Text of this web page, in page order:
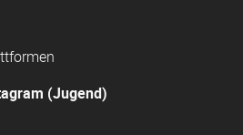
(Jugend)